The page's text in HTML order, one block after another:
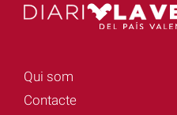
Qui som
Contacte